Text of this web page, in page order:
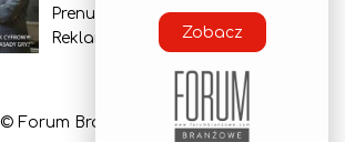
Prenumerata
Reklama
© Forum Branżowe 2026
Zobacz